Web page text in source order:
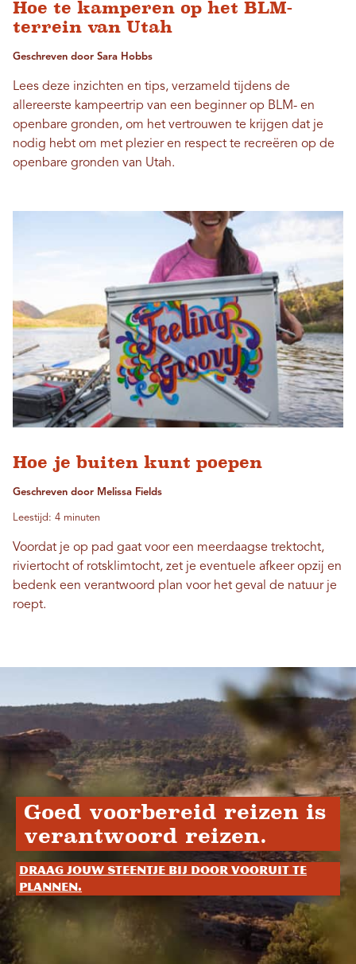
Hoe te kamperen op het BLM-
terrein van Utah
Geschreven door Sara Hobbs
Lees deze inzichten en tips, verzameld tijdens de
allereerste kampeertrip van een beginner op BLM- en
openbare gronden, om het vertrouwen te krijgen dat je
nodig hebt om met plezier en respect te recreëren op de
openbare gronden van Utah.
Hoe je buiten kunt poepen
Geschreven door Melissa Fields
Leestijd: 4 minuten
Voordat je op pad gaat voor een meerdaagse trektocht,
riviertocht of rotsklimtocht, zet je eventuele afkeer opzij en
bedenk een verantwoord plan voor het geval de natuur je
roept.
Goed voorbereid reizen is
verantwoord reizen.
Draag jouw steentje bij door vooruit te
plannen.